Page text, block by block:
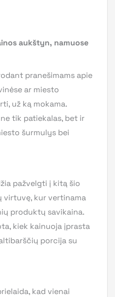
aukštyn, namuose
pranešimams apie
ar miesto
už ką mokama.
tik patiekalas, bet ir
šurmulys bei
pažvelgti į kitą šio
virtuvę, kur vertinama
produktų savikaina.
kiek kainuoja įprasta
porcija su
kad vienai